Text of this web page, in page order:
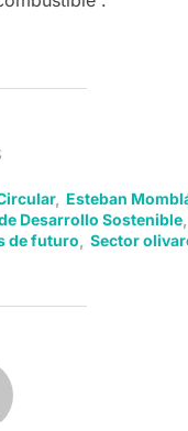
, Esteban
Desarrollo Sostenible
de futuro Sector